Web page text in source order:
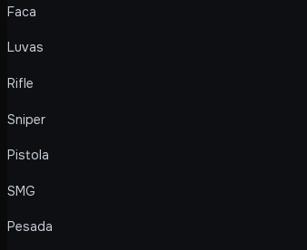
Faca
Luvas
Rifle
Sniper
Pistola
SMG
Pesada